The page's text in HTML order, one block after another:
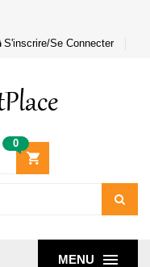
S'inscrire/Se Connecter
0
MENU